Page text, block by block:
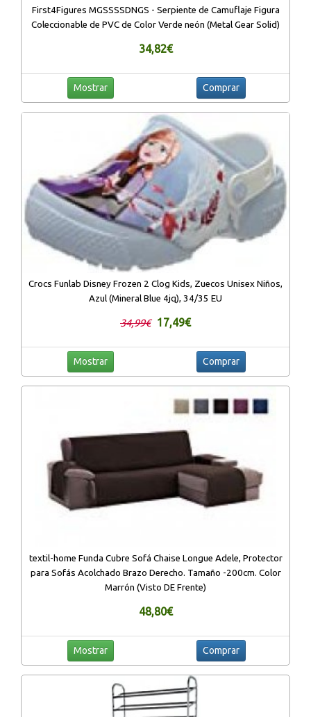
First4Figures MGSSSSDNGS - Serpiente de Camuflaje Figura
Coleccionable de PVC de Color Verde neón (Metal Gear Solid)
34,82€
Mostrar Comprar
Crocs Funlab Disney Frozen 2 Clog Kids, Zuecos Unisex Niños,
Azul (Mineral Blue 4jq), 34/35 EU
34,99€ 17,49€
Mostrar Comprar
textil-home Funda Cubre Sofá Chaise Longue Adele, Protector
para Sofás Acolchado Brazo Derecho. Tamaño -200cm. Color
Marrón (Visto DE Frente)
48,80€
Mostrar Comprar